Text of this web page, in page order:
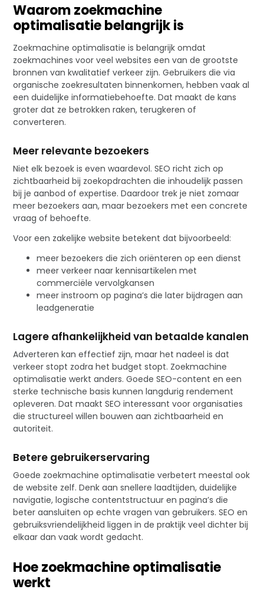
Waarom zoekmachine
optimalisatie belangrijk is
Zoekmachine optimalisatie is belangrijk omdat
zoekmachines voor veel websites een van de grootste
bronnen van kwalitatief verkeer zijn. Gebruikers die via
organische zoekresultaten binnenkomen, hebben vaak al
een duidelijke informatiebehoefte. Dat maakt de kans
groter dat ze betrokken raken, terugkeren of
converteren.
Meer relevante bezoekers
Niet elk bezoek is even waardevol. SEO richt zich op
zichtbaarheid bij zoekopdrachten die inhoudelijk passen
bij je aanbod of expertise. Daardoor trek je niet zomaar
meer bezoekers aan, maar bezoekers met een concrete
vraag of behoefte.
Voor een zakelijke website betekent dat bijvoorbeeld:
meer bezoekers die zich oriënteren op een dienst
meer verkeer naar kennisartikelen met
commerciële vervolgkansen
meer instroom op pagina’s die later bijdragen aan
leadgeneratie
Lagere afhankelijkheid van betaalde kanalen
Adverteren kan effectief zijn, maar het nadeel is dat
verkeer stopt zodra het budget stopt. Zoekmachine
optimalisatie werkt anders. Goede SEO-content en een
sterke technische basis kunnen langdurig rendement
opleveren. Dat maakt SEO interessant voor organisaties
die structureel willen bouwen aan zichtbaarheid en
autoriteit.
Betere gebruikerservaring
Goede zoekmachine optimalisatie verbetert meestal ook
de website zelf. Denk aan snellere laadtijden, duidelijke
navigatie, logische contentstructuur en pagina’s die
beter aansluiten op echte vragen van gebruikers. SEO en
gebruiksvriendelijkheid liggen in de praktijk veel dichter bij
elkaar dan vaak wordt gedacht.
Hoe zoekmachine optimalisatie
werkt